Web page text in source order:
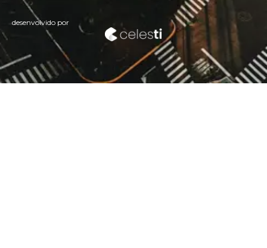
desenvolvido por